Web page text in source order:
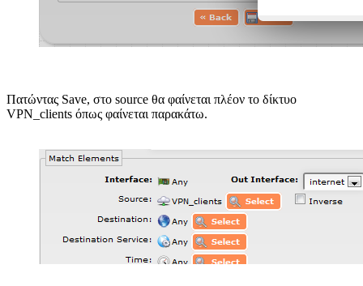
Πατώντας Save, στο source θα φαίνεται πλέον το δίκτυο
VPN_clients όπως φαίνεται παρακάτω.